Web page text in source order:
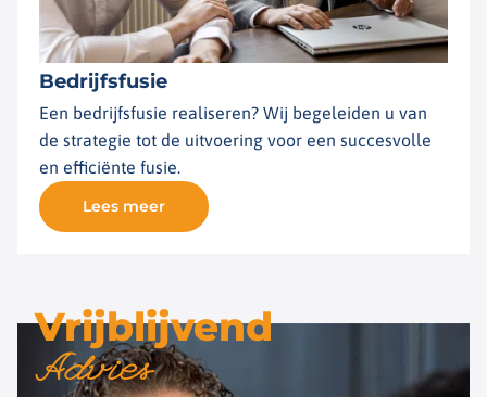
Bedrijfsfusie
Een bedrijfsfusie realiseren? Wij begeleiden u van
de strategie tot de uitvoering voor een succesvolle
en efficiënte fusie.
Lees meer
Vrijblijvend
Advies